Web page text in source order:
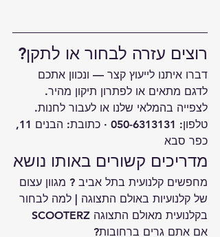
רוצים עזרה לבחור או לתקן?
דברו איתנו לייעוץ קצר — ונכוון אתכם
לדגם מתאים או לפתרון תיקון מהיר.
לצפייה בהמלאי שלנו או לעבור לחנות.
טלפון: 050-6313131 · כתובת: הבנים 11,
כפר סבא
מדריכים קשורים באותו נושא
מחפשים קלנועית בתל אביב ? מגוון עצום
של קלנועיות באולם התצוגה
למה לבחור
אם אתם גרים ברחובות?